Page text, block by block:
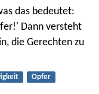
das bedeutet:
Dann versteht
die Gerechten zu
Opfer